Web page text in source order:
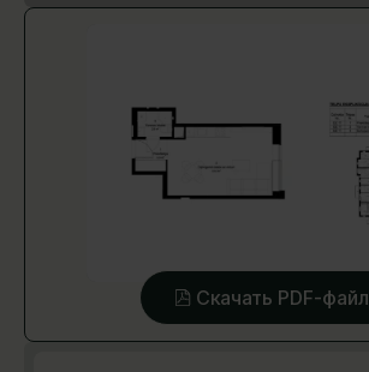
Скачать PDF-файл